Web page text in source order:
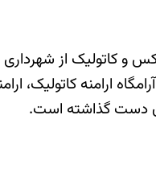
و کاتولیک از
کاتولیک،
آن دست گذاشته است.